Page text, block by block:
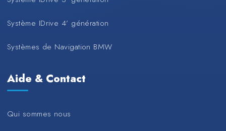
Système IDrive 4’ génération
Systèmes de Navigation BMW
Aide & Contact
Qui sommes nous